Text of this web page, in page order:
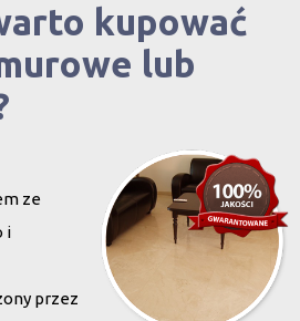
kupować
lub
ze
i
przez